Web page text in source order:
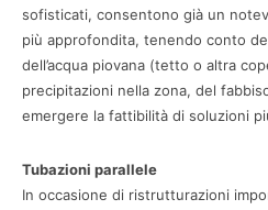
sofisticati, consentono già un
più approfondita, tenendo conto
dell’acqua piovana (tetto o altra
precipitazioni nella zona, del
emergere la fattibilità di soluzioni
Tubazioni parallele
In occasione di ristrutturazioni